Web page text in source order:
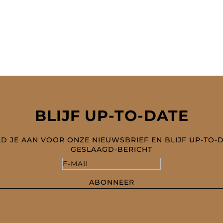
BLIJF UP-TO-DATE
JE AAN VOOR ONZE NIEUWSBRIEF EN BLIJF UP-TO-
GESLAAGD-BERICHT
ABONNEER